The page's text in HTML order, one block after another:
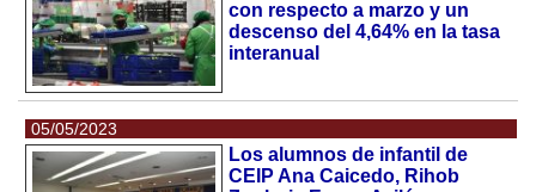
con respecto a marzo y un
descenso del 4,64% en la tasa
interanual
05/05/2023
Los alumnos de infantil de
CEIP Ana Caicedo, Rihob